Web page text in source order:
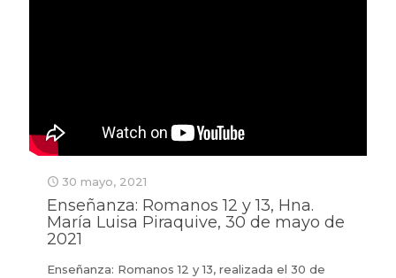
30 mayo, 2021
Enseñanza: Romanos 12 y 13, Hna.
María Luisa Piraquive, 30 de mayo de
2021
Enseñanza: Romanos 12 y 13, realizada el 30 de